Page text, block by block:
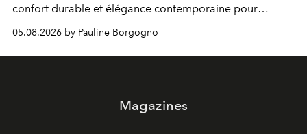
confort durable et élégance contemporaine pour
accompagner les explorations du quotidien.
05.08.2026 by Pauline Borgogno
Magazines